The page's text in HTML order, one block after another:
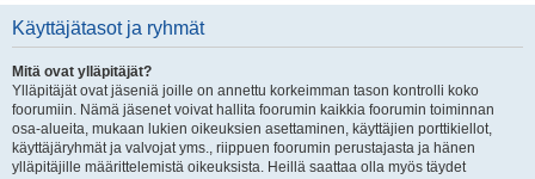
Käyttäjätasot ja ryhmät
Mitä ovat ylläpitäjät?
Ylläpitäjät ovat jäseniä joille on annettu korkeimman tason kontrolli koko
foorumiin. Nämä jäsenet voivat hallita foorumin kaikkia foorumin toiminnan
osa-alueita, mukaan lukien oikeuksien asettaminen, käyttäjien porttikiellot,
käyttäjäryhmät ja valvojat yms., riippuen foorumin perustajasta ja hänen
ylläpitäjille määrittelemistä oikeuksista. Heillä saattaa olla myös täydet